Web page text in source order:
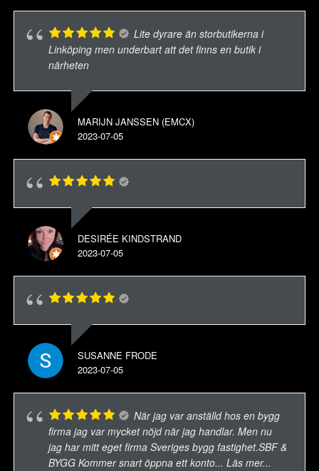
Lite dyrare än storbutikerna i
Linköping men underbart att det finns en butik i
närheten
MARIJN JANSSEN (EMCX)
2023-07-05
DESIRÉE KINDSTRAND
2023-07-05
SUSANNE FRODE
2023-07-05
När jag var anställd hos en bygg
firma jag var mycket nöjd när jag handlar. Men nu
jag har mitt eget firma Sveriges bygg fastighet.SBF &
BYGG Kommer snart öppna ett konto... Läs mer...